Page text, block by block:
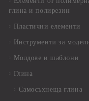
глина и полирезин
Пластични елементи
Инструменти за
Молдове и шаблони
Глина
Самосъхнеща глина